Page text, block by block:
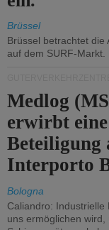
Brüssel
Brüssel betrachtet
auf dem SURF-Markt.
Medlog
erwirbt eine
Beteiligung
Interporto
Bologna
Caliandro: Industrielle
uns ermöglichen wird,